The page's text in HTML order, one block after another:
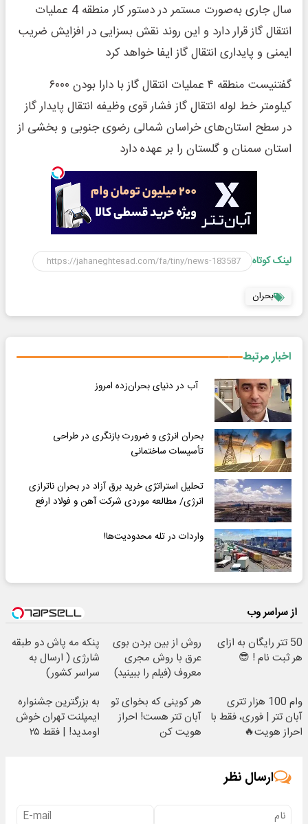
سال جاری به‌صورت مستمر در دستور کار منطقه 4 عملیات
انتقال گاز قرار دارد و این روند نقش بسزایی در افزایش ضریب
ایمنی و پایداری انتقال گاز ایفا خواهد کرد
گفتنیست منطقه ۴ عملیات انتقال گاز با دارا بودن ۶۰۰۰
کیلومتر خط لوله انتقال گاز فشار قوی وظیفه انتقال پایدار گاز
در سطح استان‌های خراسان شمالی رضوی جنوبی و بخشی از
استان سمنان و گلستان را بر عهده دارد
لینک کوتاه
بحران
اخبار مرتبط
آب در دنیای بحران‌زده امروز
بحران انرژی و ضرورت بازنگری در طراحی
تأسیسات ساختمانی
تحلیل استراتژی خرید برق آزاد در بحران ناترازی
انرژی/ مطالعه موردی شرکت آهن و فولاد ارفع
واردات در تله محدودیت‌ها!
از سراسر وب
50 تتر رایگان به ازای
هر ثبت نام ! 😎
روش از بین بردن بوی
عرق با روش مجری
معروف (فیلم را ببینید)
پنکه مه پاش دو طبقه
شارژی ( ارسال به
سراسر کشور)
وام 100 هزار تتری
آبان تتر | فوری، فقط با
احراز هویت🔥
هر کوینی که بخوای تو
آبان تتر هست! احراز
هویت کن
به بزرگترین جشنواره
ایمپلنت تهران خوش
اومدید! | فقط ۲۵
ارسال نظر